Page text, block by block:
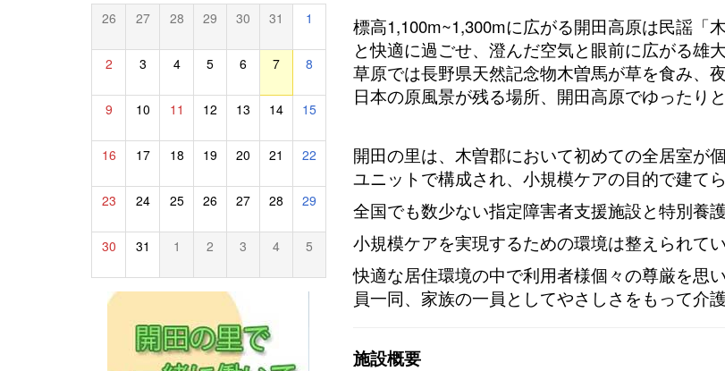
標高1,100m~1,300mに広がる開田高原は民謡
と快適に過ごせ、澄んだ空気と眼前に広がる雄
草原では長野県天然記念物木曽馬が草を食み、
日本の原風景が残る場所、開田高原でゆったり
開田の里は、木曽郡において初めての全居室が
ユニットで構成され、小規模ケアの目的で建て
全国でも数少ない指定障害者支援施設と特別養
小規模ケアを実現するための環境は整えられてい
快適な居住環境の中で利用者様個々の尊厳を思
員一同、家族の一員としてやさしさをもって介護
施設概要
26 27 28 29 30 31 1
2 3 4 5 6 7 8
9 10 11 12 13 14 15
16 17 18 19 20 21 22
23 24 25 26 27 28 29
30 31 1 2 3 4 5